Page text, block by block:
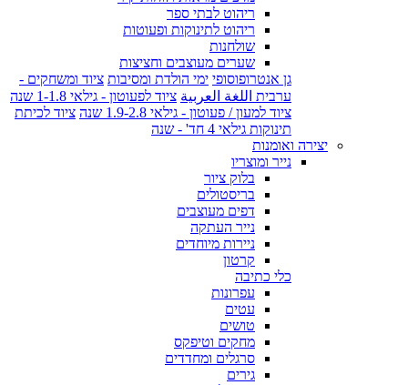
ריהוט לבתי ספר
ריהוט לתינוקות ופעוטות
שולחנות
שערים מעוצבים וחציצות
גן אנטרופוסופי ימי הולדת ומסיבות ציוד ומשחקים -
ערבית اللغة العربية ציוד לפעוטון - גילאי 1-1.8 שנה
ציוד למעון / פעוטון - גילאי 1.9-2.8 שנה
ציוד לכיתת
תינוקות גילאי 4 חד' - שנה
יצירה ואומנות
נייר ומוצריו
בלוק ציור
בריסטולים
דפים מעוצבים
נייר העתקה
ניירות מיוחדים
קרטון
כלי כתיבה
עפרונות
עטים
טושים
מחקים וטיפקס
סרגלים ומחדדים
גירים